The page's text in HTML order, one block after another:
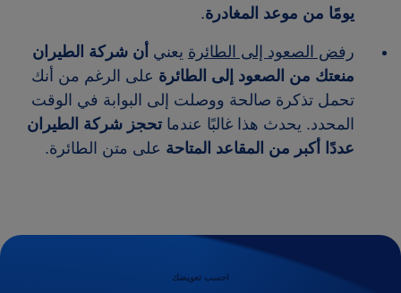
يومًا من موعد المغادرة.
رفض الصعود إلى الطائرة يعني أن شركة الطيران
منعتك من الصعود إلى الطائرة على الرغم من أنك
تحمل تذكرة صالحة ووصلت إلى البوابة في الوقت
المحدد. يحدث هذا غالبًا عندما تحجز شركة الطيران
عددًا أكبر من المقاعد المتاحة على متن الطائرة.
احسب تعويضك